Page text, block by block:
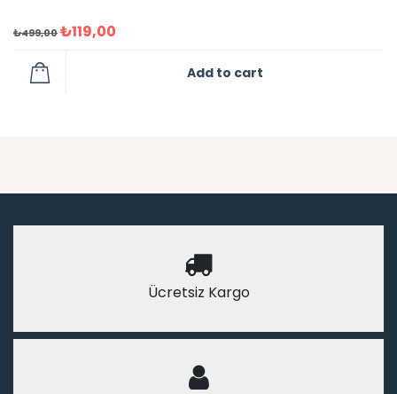
₺499,00₺119,00
Add to cart
Ücretsiz Kargo